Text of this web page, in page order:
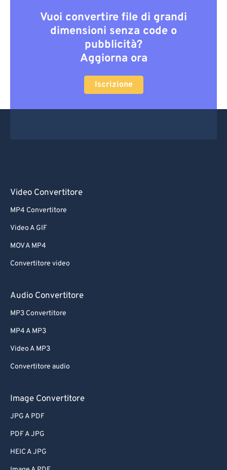
Vuoi convertire file di grandi
dimensioni senza code o
pubblicità?
Aggiorna ora
Iscrizione
Video Convertitore
MP4 Convertitore
Video A GIF
MOV A MP4
Convertitore video
Audio Convertitore
MP3 Convertitore
MP4 A MP3
Video A MP3
Convertitore audio
Image Convertitore
JPG A PDF
PDF A JPG
HEIC A JPG